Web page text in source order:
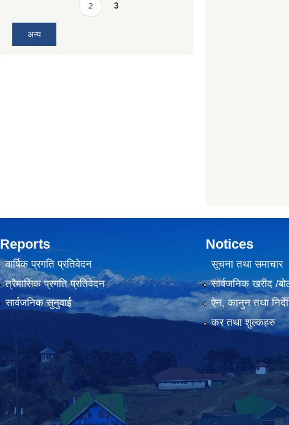
2 3
अन्य
Reports
वार्षिक प्रगति प्रतिवेदन
त्रैमासिक प्रगति प्रतिवेदन
सार्वजनिक सुनुवाई
Notices
सूचना तथा समाचार
सार्वजनिक खरीद /
ऐन, कानुन तथा
कर तथा शुल्कहरु